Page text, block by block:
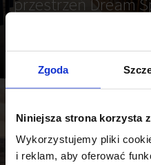
Zgoda
Niniejsza strona korzysta
Wykorzystujemy pliki
i reklam, aby oferować
powstała przy
JLL